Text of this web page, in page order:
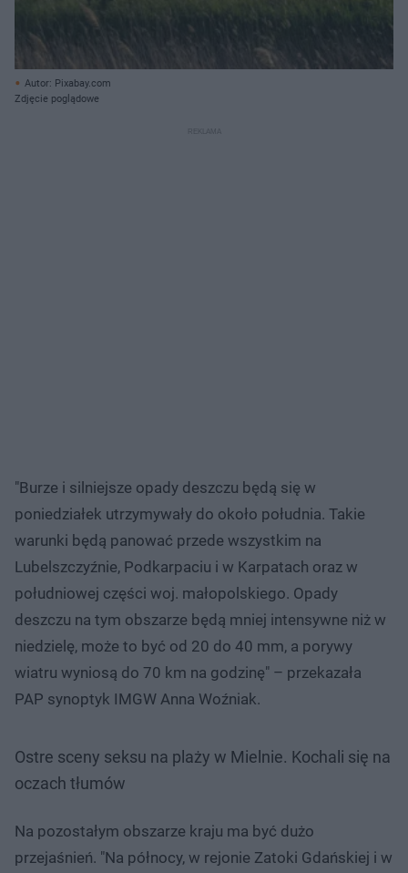
Autor: Pixabay.com
Zdjęcie poglądowe
"Burze i silniejsze opady deszczu będą się w
poniedziałek utrzymywały do około południa. Takie
warunki będą panować przede wszystkim na
Lubelszczyźnie, Podkarpaciu i w Karpatach oraz w
południowej części woj. małopolskiego. Opady
deszczu na tym obszarze będą mniej intensywne niż w
niedzielę, może to być od 20 do 40 mm, a porywy
wiatru wyniosą do 70 km na godzinę" – przekazała
PAP synoptyk IMGW Anna Woźniak.
Ostre sceny seksu na plaży w Mielnie. Kochali się na
oczach tłumów
Na pozostałym obszarze kraju ma być dużo
przejaśnień. "Na północy, w rejonie Zatoki Gdańskiej i w